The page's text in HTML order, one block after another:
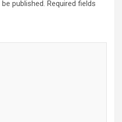
published. Required fields